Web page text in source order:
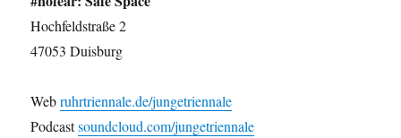
Hochfeldstraße 2
47053 Duisburg
Webruhrtriennale.de/jungetriennale
Podcastsoundcloud.com/jungetriennale